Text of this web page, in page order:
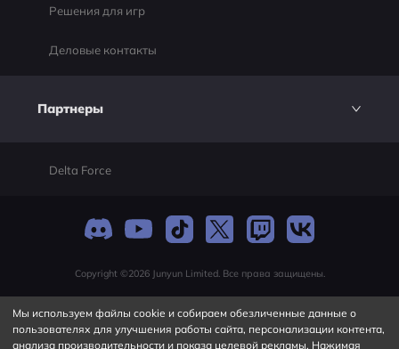
Решения для игр
Деловые контакты
Партнеры
Delta Force
Copyright ©2026 Junyun Limited. Все права защищены.
Мы используем файлы cookie и собираем обезличенные данные о
пользователях для улучшения работы сайта, персонализации контента,
анализа производительности и показа целевой рекламы. Нажимая